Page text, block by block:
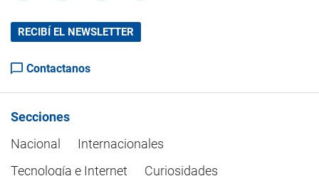
RECIBÍ EL NEWSLETTER
Contactanos
Secciones
Nacional
Internacionales
Tecnología e Internet
Curiosidades